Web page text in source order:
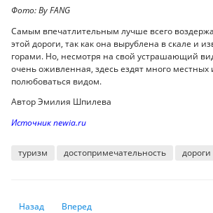
Фото: By FANG
Самым впечатлительным лучше всего
этой дороги, так как она вырублена в скале и
горами. Но, несмотря на свой устрашающий
очень оживленная, здесь ездят много местных
полюбоваться видом.
Автор Эмилия Шпилева
Источник newia.ru
туризм достопримечательность дороги
Предыдущий: Обязательное страхование
Назад Следующий: Токаев вновь "дарит"
Вперед